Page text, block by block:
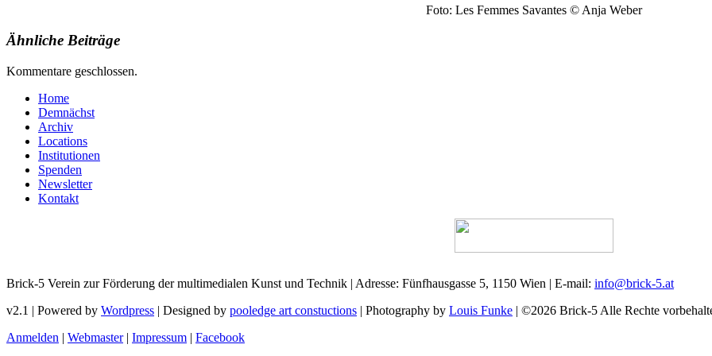
Foto: Les Femmes Savantes © Anja Weber
Ähnliche Beiträge
Kommentare geschlossen.
Home
Demnächst
Archiv
Locations
Institutionen
Spenden
Newsletter
Kontakt
Brick-5 Verein zur Förderung der multimedialen Kunst und Technik | Adresse: Fünfhausgasse 5, 1150 Wien | E-mail: info@brick-5.at
v2.1 | Powered by Wordpress | Designed by pooledge art constuctions | Photography by Louis Funke | ©2026 Brick-5 Alle Rechte
Anmelden | Webmaster| Impressum | Facebook